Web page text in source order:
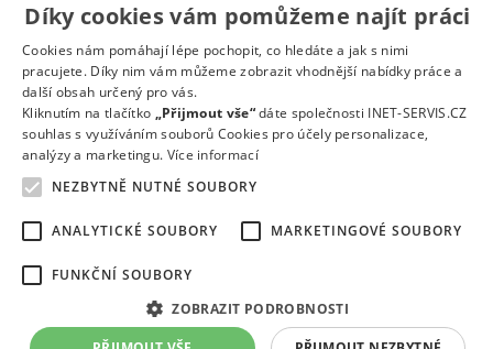
Technika a elektrotechnika
Tvůrčí práce a design
Výroba
Vzdělávání a školství
Zdravotnictví
Zemědělství, lesnictví a vodní hospodářství
Kontakt Práce na e-mail
Nastavení cookies
© 2022Správnýkrok.cz
Mapa stránek
Díky cookies vám pomůžeme najít práci
Cookies nám pomáhají lépe pochopit, co hledáte a jak s nimi
pracujete. Díky nim vám můžeme zobrazit vhodnější nabídky práce a
další obsah určený pro vás.
Kliknutím na tlačítko „Přijmout vše“dáte společnosti INET-SERVIS.CZ
souhlas s využíváním souborů Cookies pro účely personalizace,
analýzy a marketingu. Více informací
NEZBYTNĚ NUTNÉ SOUBORY
ANALYTICKÉ SOUBORY MARKETINGOVÉ SOUBORY
FUNKČNÍ SOUBORY
ZOBRAZIT PODROBNOSTI